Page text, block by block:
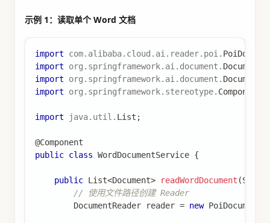
示例 1：读取单个 Word 文档
import com. alibaba. cloud . ai . reader. poi .
import
org . springframework. ai . document . Document
import
org . springframework. ai . document .
import
org . springframework. stereotype. Component
import java. util . List ;
@Component
public class WordDocumentService {
public List<Document> readWordDocument (
// 使用文件路径创建 Reader
DocumentReader reader = new